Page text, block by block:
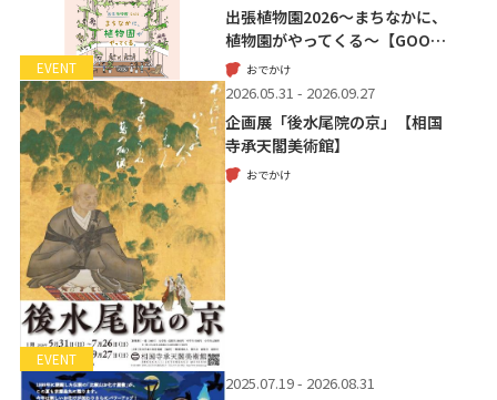
EVENT
出張植物園2026～まちなかに、
植物園がやってくる～【GOO…
おでかけ
EVENT
2026.05.31 - 2026.09.27
企画展「後水尾院の京」【相国
寺承天閣美術館】
おでかけ
2025.07.19 - 2026.08.31